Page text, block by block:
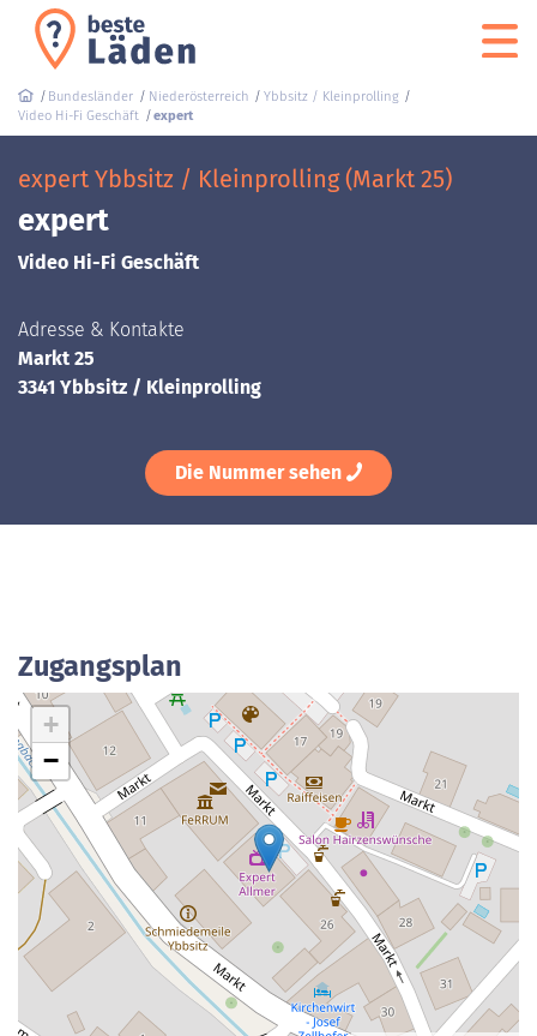
Bundesländer Niederösterreich
Ybbsitz / Kleinprolling
Video Hi-Fi Geschäft
expert
expert Ybbsitz / Kleinprolling (Markt 25)
expert
Video Hi-Fi Geschäft
Adresse & Kontakte
Markt 25
3341 Ybbsitz / Kleinprolling
Die Nummer sehen
Zugangsplan
+
−